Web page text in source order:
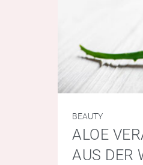
BEAUTY
ALOE
AUS DER